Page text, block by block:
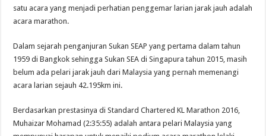
satu acara yang menjadi perhatian penggemar larian jarak jauh adalah
acara marathon.
Dalam sejarah penganjuran Sukan SEAP yang pertama dalam tahun
1959 di Bangkok sehingga Sukan SEA di Singapura tahun 2015, masih
belum ada pelari jarak jauh dari Malaysia yang pernah memenangi
acara larian sejauh 42.195km ini.
Berdasarkan prestasinya diStandard Chartered KL Marathon 2016,
Muhaizar Mohamad (2:35:55) adalah antara pelari Malaysia yang